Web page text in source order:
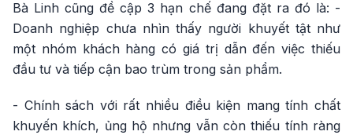
Bà Linh cũng đề cập 3 hạn chế đang đặt ra đó là: -
Doanh nghiệp chưa nhìn thấy người khuyết tật như
một nhóm khách hàng có giá trị dẫn đến việc thiếu
đầu tư và tiếp cận bao trùm trong sản phẩm.
- Chính sách với rất nhiều điều kiện mang tính chất
khuyến khích, ủng hộ nhưng vẫn còn thiếu tính ràng